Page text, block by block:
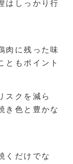
はしっかり行
肉に残った味
ともポイント
スクを減ら
き色と豊かな
くだけでな